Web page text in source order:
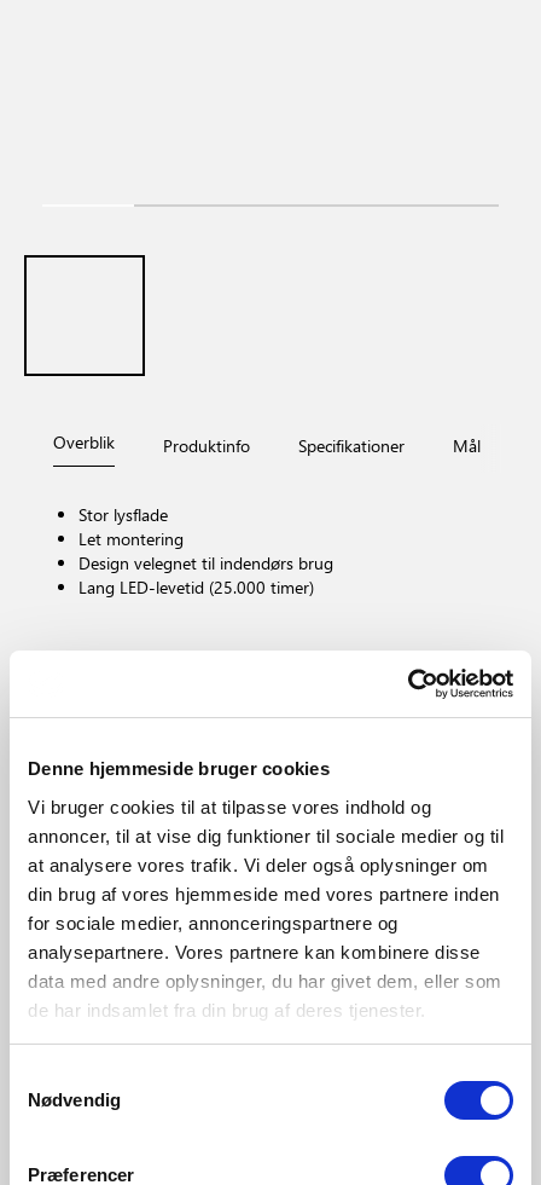
Denne hjemmeside bruger cookies
Vi bruger cookies til at tilpasse vores indhold og
annoncer, til at vise dig funktioner til sociale medier og til
at analysere vores trafik. Vi deler også oplysninger om
din brug af vores hjemmeside med vores partnere inden
for sociale medier, annonceringspartnere og
analysepartnere. Vores partnere kan kombinere disse
data med andre oplysninger, du har givet dem, eller som
de har indsamlet fra din brug af deres tjenester.
Nødvendig
Præferencer
Overblik Produktinfo Specifikationer Mål
Stor lysflade
Let montering
Design velegnet til indendørs brug
Lang LED-levetid (25.000 timer)
Pærefatning
Kan dæmpes?
Farvetemperatur (K)
Lysstyrke (lumen)
3200.0
IP-vurdering
IP20
Område
Indendørs
Primært materiale
Plast